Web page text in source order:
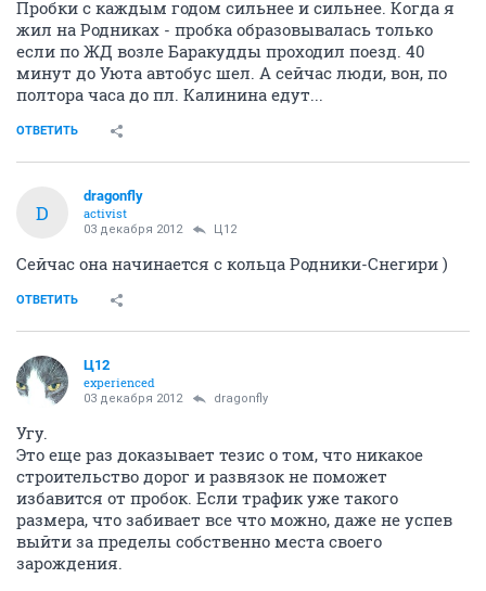
Пробки с каждым годом сильнее и сильнее. Когда я
жил на Родниках - пробка образовывалась только
если по ЖД возле Баракудды проходил поезд. 40
минут до Уюта автобус шел. А сейчас люди, вон, по
полтора часа до пл. Калинина едут...
ОТВЕТИТЬ
D
dragonfly
activist
03 декабря 2012 Ц12
Сейчас она начинается с кольца Родники-Снегири )
ОТВЕТИТЬ
Ц12
experienced
03 декабря 2012 dragonfly
Угу.
Это еще раз доказывает тезис о том, что никакое
строительство дорог и развязок не поможет
избавится от пробок. Если трафик уже такого
размера, что забивает все что можно, даже не успев
выйти за пределы собственно места своего
зарождения.